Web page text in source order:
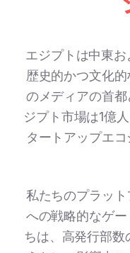
エジプトは中東
歴史的かつ文化
のメディアの首
ジプト市場は1億
タートアップエ
私たちのプラッ
への戦略的なゲ
ちは、高発行部数